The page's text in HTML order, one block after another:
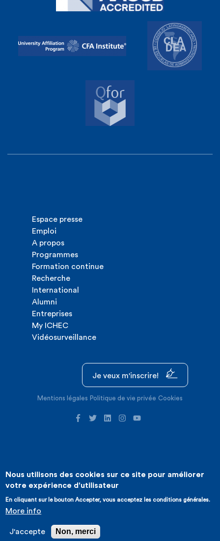
Espace presse
Emploi
A propos
Programmes
Formation continue
Recherche
International
Alumni
Entreprises
My ICHEC
Vidéosurveillance
Je veux m'inscrire!
Mentions légales Politique de vie privée Cookies
©2026 ICHEC |Création de site internet : Expansion
Nous utilisons des cookies sur ce site pour améliorer
votre expérience d'utilisateur
En cliquant sur le bouton Accepter, vous acceptez les conditions générales.
More info
J'accepte Non, merci